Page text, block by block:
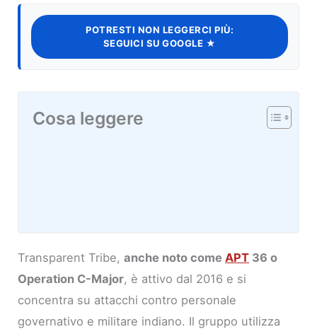
POTRESTI NON LEGGERCI PIÙ:
SEGUICI SU GOOGLE ★
Cosa leggere
Transparent Tribe,anche noto comeAPT 36 o
Operation C-Major, è attivo dal 2016 e si
concentra su attacchi contro personale
governativo e militare indiano. Il gruppo utilizza